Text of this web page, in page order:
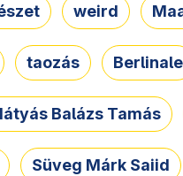
weird
taozás Berlinale
Balázs Tamás
Süveg Márk Saiid